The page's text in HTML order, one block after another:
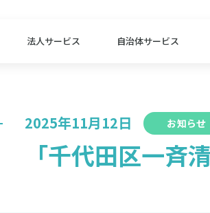
法人サービス 自治体サービス
2025年11月12日 お知らせ
「千代田区一斉